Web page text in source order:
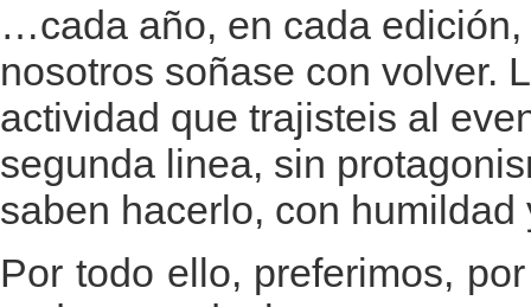
…cada año, en cada
nosotros soñase con volver.
actividad que trajisteis al
segunda linea, sin
saben hacerlo, con humildad
Por todo ello, preferimos,